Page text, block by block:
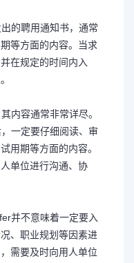
的聘用通知书，通常
等方面的内容。当求
在规定的时间内入
内容通常非常详尽。
一定要仔细阅读、审
用期等方面的内容。
单位进行沟通、协
并不意味着一定要入
、职业规划等因素进
需要及时向用人单位